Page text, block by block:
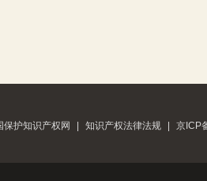
保护知识产权网 知识产权法律法规 京ICP